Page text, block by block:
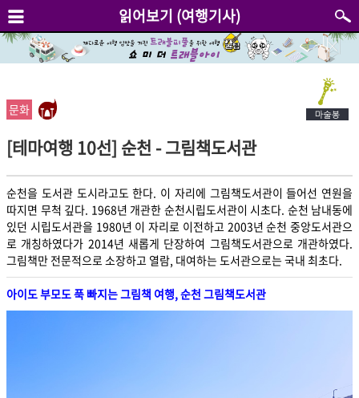
읽어보기 (여행기사)
문화
[테마여행 10선] 순천 - 그림책도서관
순천을 도서관 도시라고도 한다. 이 자리에 그림책도서관이 들어선 연원을
따지면 무척 깊다. 1968년 개관한 순천시립도서관이 시초다. 순천 남내동에
있던 시립도서관을 1980년 이 자리로 이전하고 2003년 순천 중앙도서관으
로 개칭하였다가 2014년 새롭게 단장하여 그림책도서관으로 개관하였다.
그림책만 전문적으로 소장하고 열람, 대여하는 도서관으로는 국내 최초다.
아이도 부모도 푹 빠지는 그림책 여행, 순천 그림책도서관